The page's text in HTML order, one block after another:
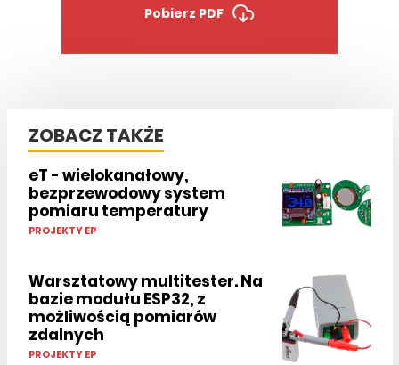
Pobierz PDF
ZOBACZ TAKŻE
eT - wielokanałowy,
bezprzewodowy system
pomiaru temperatury
PROJEKTY EP
Warsztatowy multitester. Na
bazie modułu ESP32, z
możliwością pomiarów
zdalnych
PROJEKTY EP